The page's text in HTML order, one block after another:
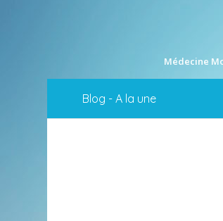
Médecine
Blog - A la une